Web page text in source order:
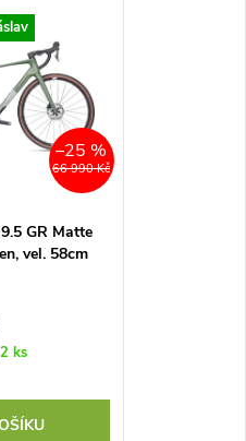
66 990 Kč
–25 %
GR Matte
vel. 58cm
2 ks